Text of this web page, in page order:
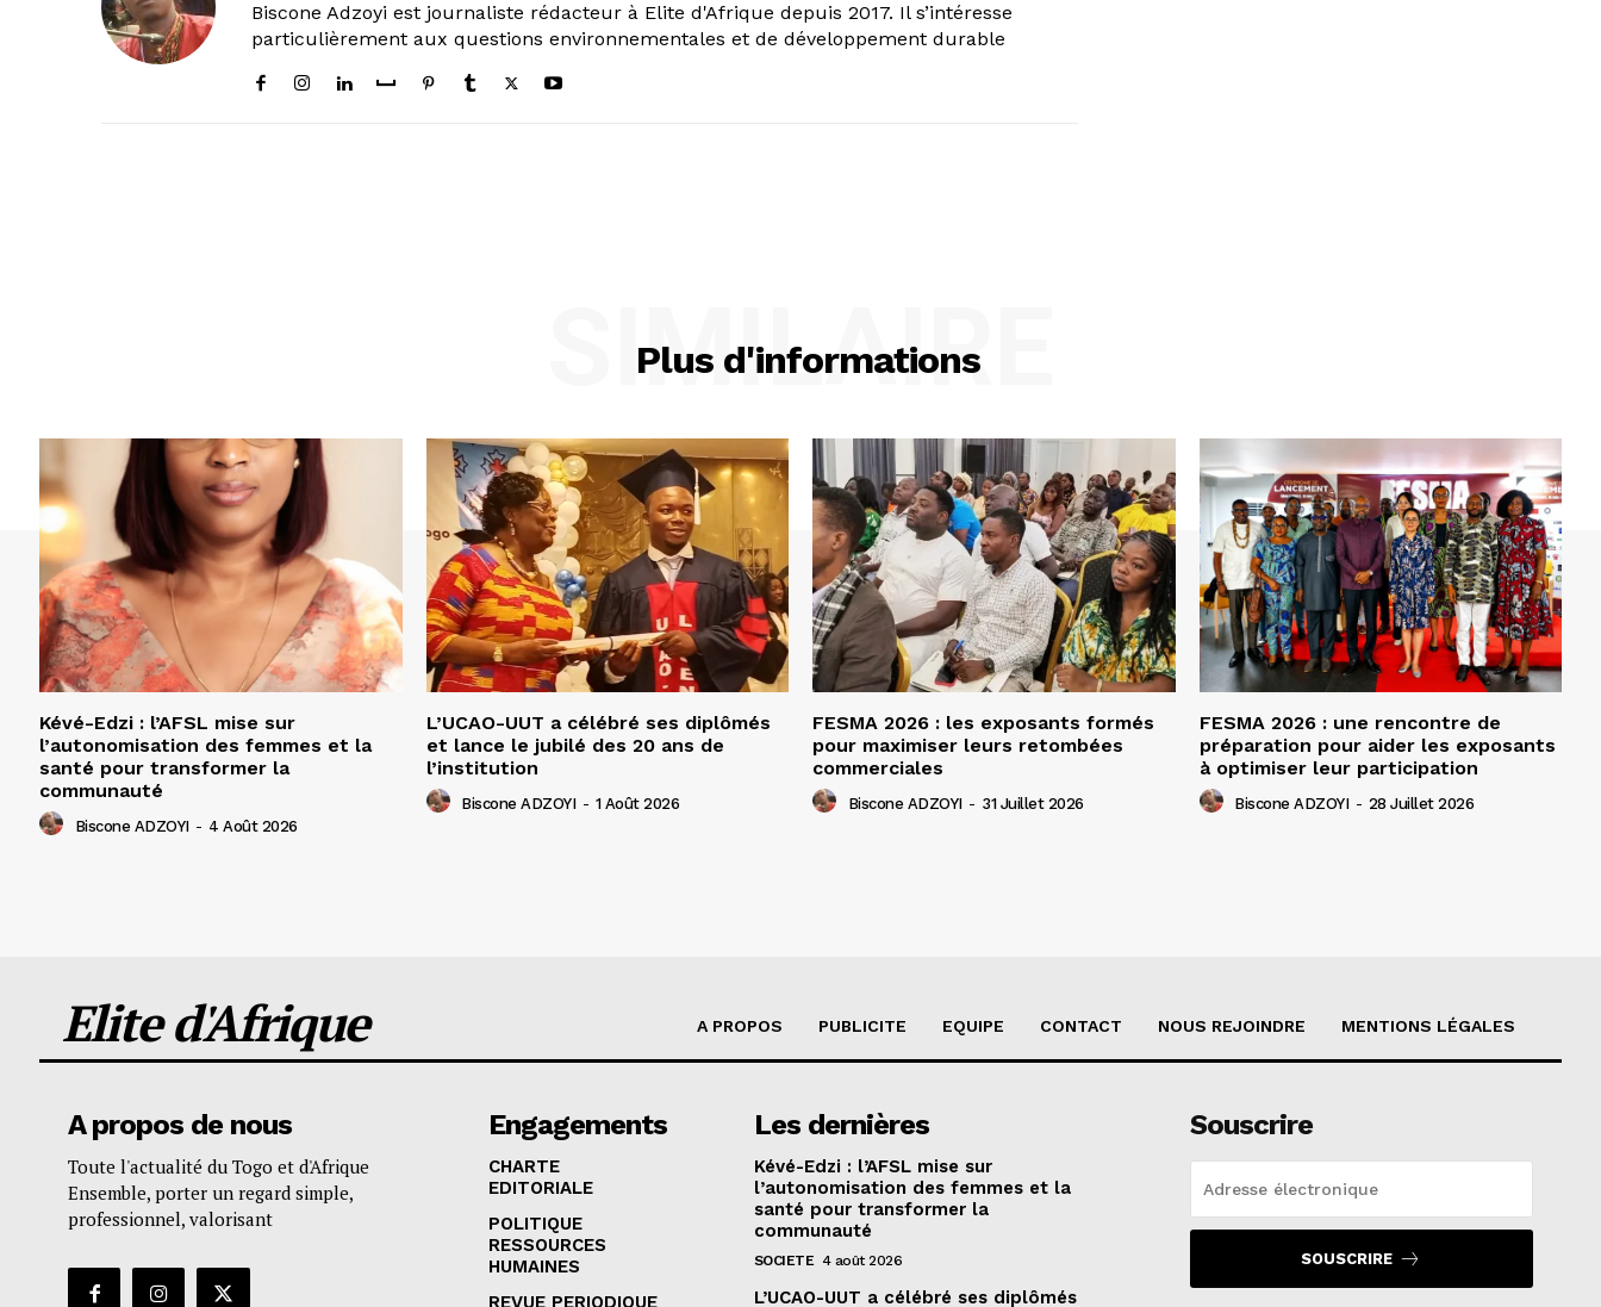
Biscone Adzoyi est journaliste rédacteur à Elite d'Afrique depuis 2017. Il s’intéresse
particulièrement aux questions environnementales et de développement durable
Plus d'informations
SIMILAIRE
Kévé-Edzi : l’AFSL mise sur
l’autonomisation des femmes et la
santé pour transformer la
communauté
Biscone ADZOYI - 4 Août 2026
L’UCAO-UUT a célébré ses diplômés
et lance le jubilé des 20 ans de
l’institution
Biscone ADZOYI - 1 Août 2026
FESMA 2026 : les exposants formés
pour maximiser leurs retombées
commerciales
Biscone ADZOYI - 31 Juillet 2026
FESMA 2026 : une rencontre de
préparation pour aider les exposants
à optimiser leur participation
Biscone ADZOYI - 28 Juillet 2026
Elite d'Afrique A PROPOS PUBLICITE EQUIPE CONTACT NOUS REJOINDRE MENTIONS LÉGALES
A propos de nous
Toute l'actualité du Togo et d'Afrique
Ensemble, porter un regard simple,
professionnel, valorisant
Engagements
CHARTE
EDITORIALE
POLITIQUE
RESSOURCES
HUMAINES
REVUE PERIODIQUE
Les dernières
Kévé-Edzi : l’AFSL mise sur
l’autonomisation des femmes et la
santé pour transformer la
communauté
SOCIETE 4 août 2026
L’UCAO-UUT a célébré ses diplômés
Souscrire
SOUSCRIRE